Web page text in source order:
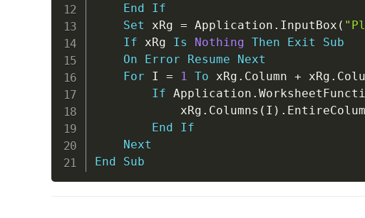
End
If
Set xRg = Application . InputBox (
If xRg Is Nothing Then Exit
Sub
On
Error Resume
Next
For I = 1 To xRg . Column + xRg .
If Application .
            xRg
. Columns ( I ) .
End
If
Next
End
Sub